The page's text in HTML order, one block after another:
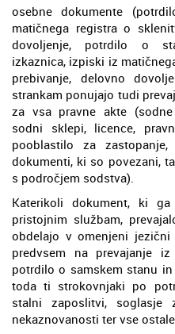
osebne dokumente
matičnega registra o
dovoljenje, potrdilo o
izkaznica, izpiski iz
prebivanje, delovno
strankam ponujajo tudi
za vsa pravne akte
sodni sklepi, licence,
pooblastilo za
dokumenti, ki so povezani,
s področjem sodstva).
Katerikoli dokument, ki
pristojnim službam,
obdelajo v omenjeni
predvsem na prevajanje
potrdilo o samskem stanu
toda ti strokovnjaki po
stalni zaposlitvi,
nekaznovanosti ter vse